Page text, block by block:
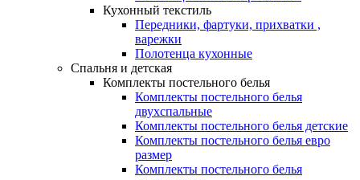
Кухонный текстиль
Передники, фартуки, прихватки ,
варежки
Полотенца кухонные
Спальня и детская
Комплекты постельного белья
Комплекты постельного белья
двухспальные
Комплекты постельного белья детские
Комплекты постельного белья евро
размер
Комплекты постельного белья